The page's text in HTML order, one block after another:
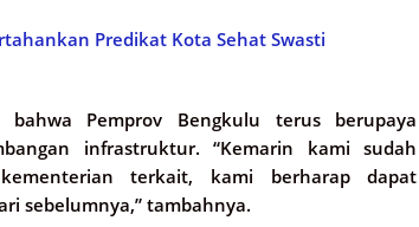
Predikat Kota Sehat Swasti
Pemprov Bengkulu terus berupaya
infrastruktur. “Kemarin kami sudah
terkait, kami berharap dapat
sebelumnya,” tambahnya.